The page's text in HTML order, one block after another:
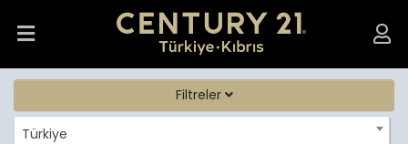
Filtreler
Türkiye